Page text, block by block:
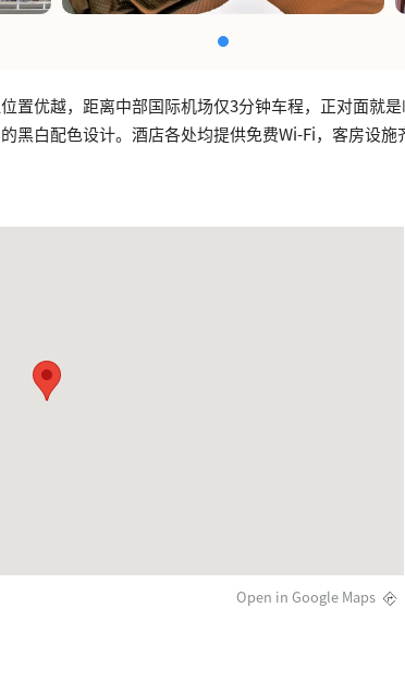
置优越，距离中部国际机场仅3分钟车程，正对面就
黑白配色设计。酒店各处均提供免费Wi-Fi，客房设施
Open in Google Maps